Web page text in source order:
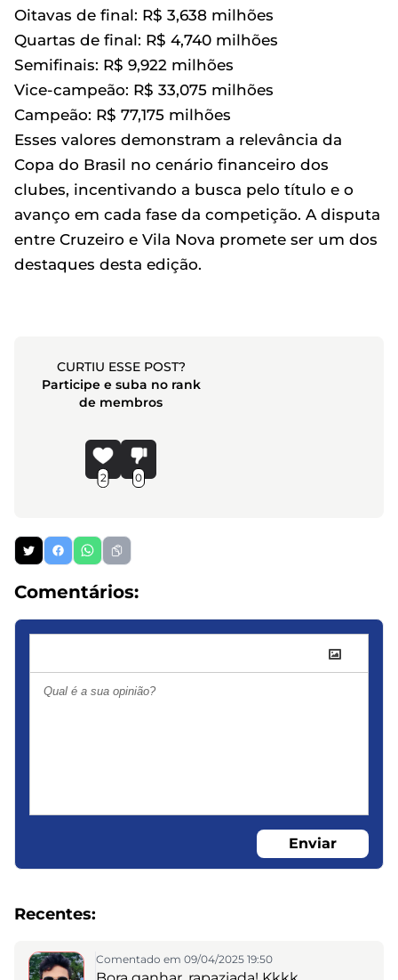
Oitavas de final: R$ 3,638 milhões
Quartas de final: R$ 4,740 milhões
Semifinais: R$ 9,922 milhões
Vice-campeão: R$ 33,075 milhões
Campeão: R$ 77,175 milhões
Esses valores demonstram a relevância da
Copa do Brasil no cenário financeiro dos
clubes, incentivando a busca pelo título e o
avanço em cada fase da competição. A disputa
entre Cruzeiro e Vila Nova promete ser um dos
destaques desta edição.
CURTIU ESSE POST?
Participe e suba no rank
de membros
2 0
Comentários:
Enviar
Recentes:
Comentado em 09/04/2025 19:50